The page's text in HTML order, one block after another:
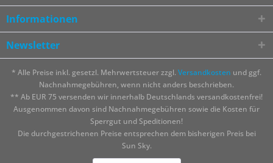
Informationen
Newsletter
* Alle Preise inkl. gesetzl. Mehrwertsteuer zzgl. Versandkosten und ggf.
Nachnahmegebühren, wenn nicht anders beschrieben.
** Ab EUR 75 versenden wir innerhalb Deutschlands versandkostenfrei!
Ausgenommen davon sind Nachnahmegebühren sowie die Kosten für
Sperrgut und Speditionen!
Die durchgestrichenen Preise entsprechen dem bisherigen Preis bei
Sun Sky.